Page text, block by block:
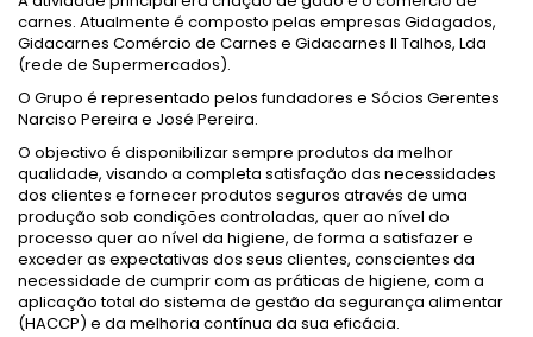
carnes. Atualmente é composto pelas empresas Gidagados,
Gidacarnes Comércio de Carnes e Gidacarnes II Talhos, Lda
(rede de Supermercados).
O Grupo é representado pelos fundadores e Sócios Gerentes
Narciso Pereira e José Pereira.
O objectivo é disponibilizar sempre produtos da melhor
qualidade, visando a completa satisfação das necessidades
dos clientes e fornecer produtos seguros através de uma
produção sob condições controladas, quer ao nível do
processo quer ao nível da higiene, de forma a satisfazer e
exceder as expectativas dos seus clientes, conscientes da
necessidade de cumprir com as práticas de higiene, com a
aplicação total do sistema de gestão da segurança alimentar
(HACCP) e da melhoria contínua da sua eficácia.